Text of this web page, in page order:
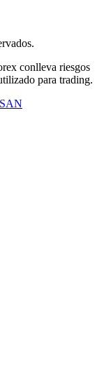
conlleva riesgos
para trading.